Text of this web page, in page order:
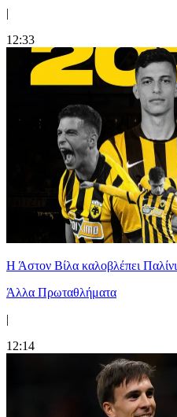
|
12:33
Η Άστον Βίλα καλοβλέπει
Άλλα Πρωταθλήματα
|
12:14